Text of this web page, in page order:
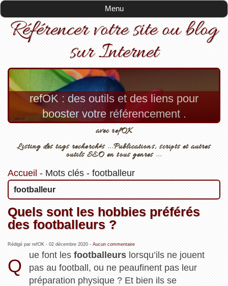
Menu
Référencer votre site ou blog
sur Internet
refOK : des outils et des liens pour
booster votre référencement .
avec refOK
Listing des tags recherchés ...Publications, scripts et autres
outils SEO en tous genres ...
Accueil - Mots clés- footballeur
footballeur
Quels sont les hobbies préférés
des footballeurs ?
Rédigé par refOK - 02 décembre 2020- Aucun commentaire
Q
ue font lesfootballeurs lorsqu’ils ne jouent
pas au football, ou ne peaufinent pas leur
préparation physique ? Et bien ils se